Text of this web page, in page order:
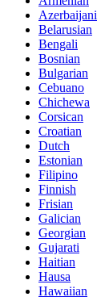
Azerbaijani
Belarusian
Bengali
Bosnian
Bulgarian
Cebuano
Chichewa
Corsican
Croatian
Dutch
Estonian
Filipino
Finnish
Frisian
Galician
Georgian
Gujarati
Haitian
Hausa
Hawaiian